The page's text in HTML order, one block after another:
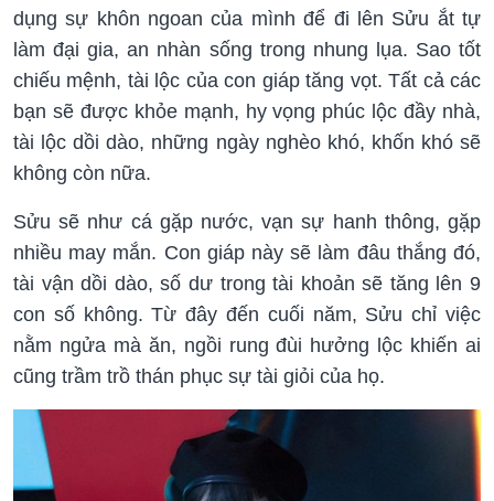
dụng sự khôn ngoan của mình để đi lên Sửu ắt tự
làm đại gia, an nhàn sống trong nhung lụa. Sao tốt
chiếu mệnh, tài lộc của con giáp tăng vọt. Tất cả các
bạn sẽ được khỏe mạnh, hy vọng phúc lộc đầy nhà,
tài lộc dồi dào, những ngày nghèo khó, khốn khó sẽ
không còn nữa.
Sửu sẽ như cá gặp nước, vạn sự hanh thông, gặp
nhiều may mắn. Con giáp này sẽ làm đâu thắng đó,
tài vận dồi dào, số dư trong tài khoản sẽ tăng lên 9
con số không. Từ đây đến cuối năm, Sửu chỉ việc
nằm ngửa mà ăn, ngồi rung đùi hưởng lộc khiến ai
cũng trầm trồ thán phục sự tài giỏi của họ.